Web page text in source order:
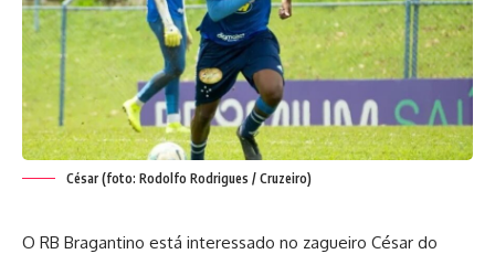
César (foto: Rodolfo Rodrigues / Cruzeiro)
O RB Bragantino está interessado no zagueiro César do